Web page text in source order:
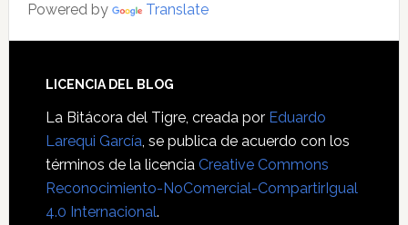
Powered by Translate
Footer
LICENCIA DEL BLOG
La Bitácora del Tigre, creada por Eduardo
Larequi García, se publica de acuerdo con los
términos de la licencia Creative Commons
Reconocimiento-NoComercial-CompartirIgual
4.0 Internacional.